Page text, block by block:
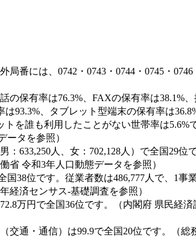
番には、0742・0743・0744・0745・0746
の保有率は76.3%、FAXの保有率は38.1%
は93.3%、タブレット型端末の保有率は
トを誰も利用したことがない世帯率は5.6%
ータを参照）
：633,250人、女：702,128人）で全国29位
省 令和3年人口動態データを参照）
国38位です。従業者数は486,777人で、1事
経済センサス‐基礎調査を参照）
万円で全国36位です。（内閣府 県民経
交通・通信）は99.9で全国20位です。（総